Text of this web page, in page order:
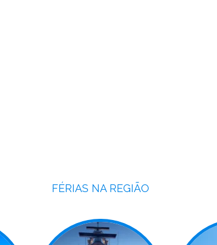
FÉRIAS NA REGIÃO